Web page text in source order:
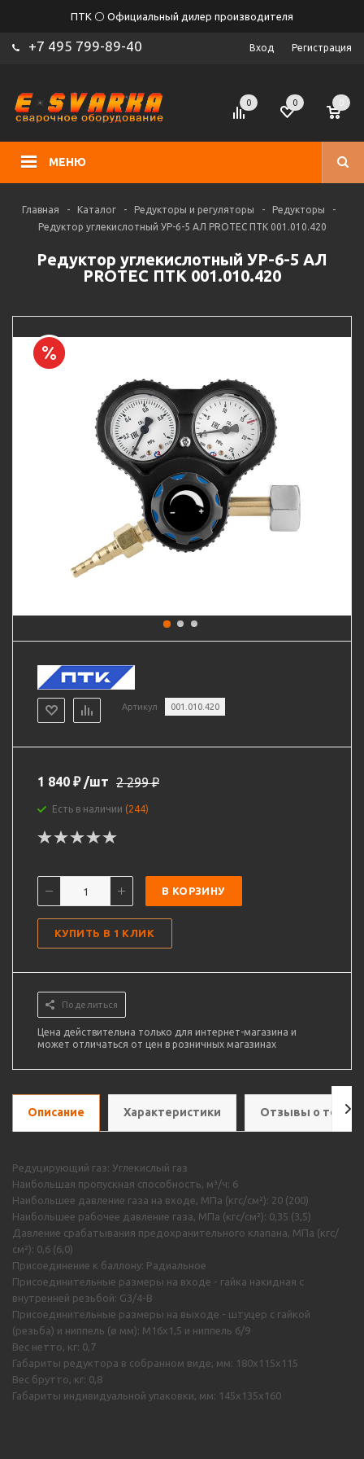
ПТК ⚪ Официальный дилер производителя
+7 495 799-89-40 Вход Регистрация
МЕНЮ
0 0
Главная - Каталог - Редукторы и регуляторы - Редукторы
-
Редуктор углекислотный УР-6-5 АЛ PROTEC ПТК 001.010.420
Редуктор углекислотный УР-6-5 АЛ
PROTEC ПТК 001.010.420
Артикул 001.010.420
1 840 ₽ /шт 2 299₽
Есть в наличии (244)
В КОРЗИНУ
КУПИТЬ В 1 КЛИК
Поделиться
Цена действительна только для интернет-магазина и
может отличаться от цен в розничных магазинах
Описание Характеристики Отзывы о
Редуцирующий газ: Углекислый газ
Наибольшая пропускная способность, м³/ч: 6
Наибольшее давление газа на входе, МПа (кгс/см²): 20 (200)
Наибольшее рабочее давление газа, МПа (кгс/см²): 0,35 (3,5)
Давление срабатывания предохранительного клапана, МПа (кгс/
см²): 0,6 (6,0)
Присоединение к баллону: Радиальное
Присоединительные размеры на входе - гайка накидная с
внутренней резьбой: G3/4-B
Присоединительные размеры на выходе - штуцер с гайкой
(резьба) и ниппель (ø мм): M16х1,5 и ниппель 6/9
Вес нетто, кг: 0,7
Габариты редуктора в собранном виде, мм: 180х115х115
Вес брутто, кг: 0,8
Габариты индивидуальной упаковки, мм: 145х135х160